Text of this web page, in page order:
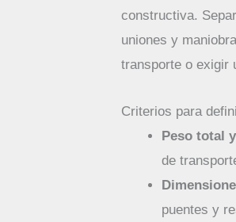
constructiva.
uniones y
transporte o exigir
Criterios para
Peso total
de
puentes y